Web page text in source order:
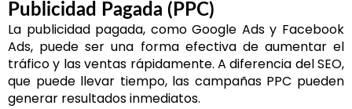
Publicidad Pagada (PPC)
La publicidad pagada, como Google Ads y Facebook
Ads, puede ser una forma efectiva de aumentar el
tráfico y las ventas rápidamente. A diferencia del SEO,
que puede llevar tiempo, las campañas PPC pueden
generar resultados inmediatos.